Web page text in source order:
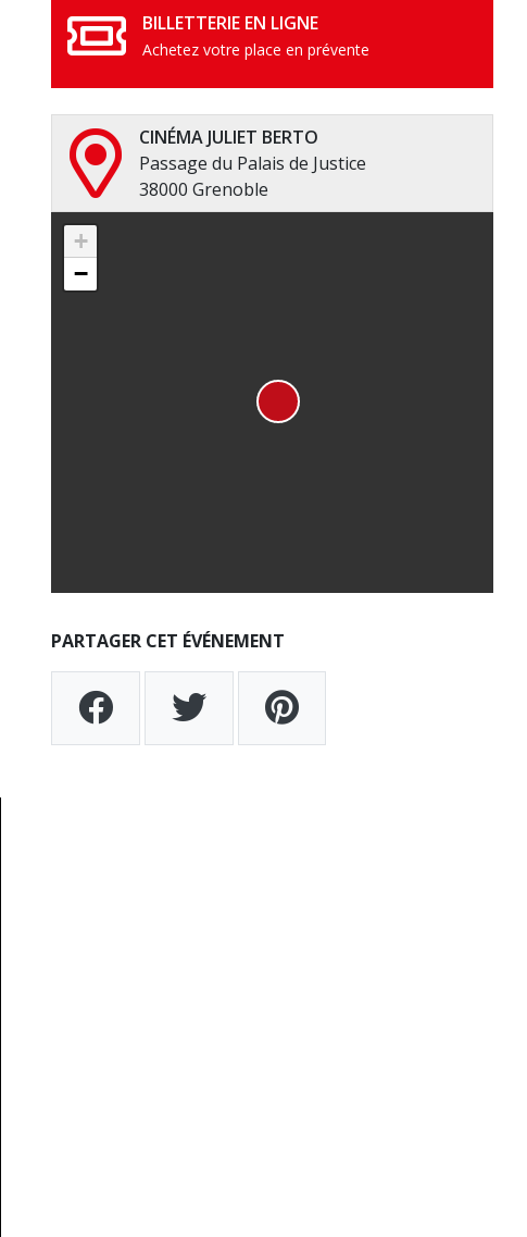
BILLETTERIE EN LIGNE
Achetez votre place en prévente
CINÉMA JULIET BERTO
Passage du Palais de Justice
38000 Grenoble
+
−
PARTAGER CET ÉVÉNEMENT